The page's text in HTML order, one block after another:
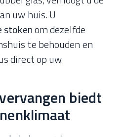
uw huis. U
stokenom dezelfde
te behouden en
direct op uw
biedt